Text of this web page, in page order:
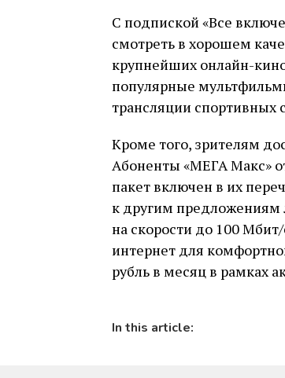
С подпиской «Все
смотреть в хорошем
крупнейших онлайн-
популярные
трансляции спортивных
Кроме того, зрителям
Абоненты «МЕГА Макс»
пакет включен в их
к другим предложениям
на скорости до 100
интернет для
рубль в месяц в рамках
In this article: